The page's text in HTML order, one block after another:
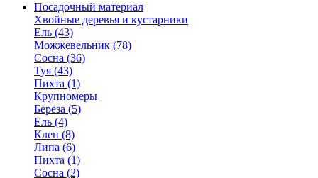
Посадочный материал
Хвойные деревья и кустарники
Ель (43)
Можжевельник (78)
Сосна (36)
Туя (43)
Пихта (1)
Крупномеры
Береза (5)
Ель (4)
Клен (8)
Липа (6)
Пихта (1)
Сосна (2)